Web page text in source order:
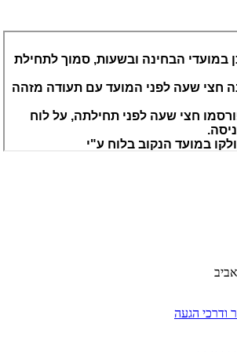
ודרכי הגעה